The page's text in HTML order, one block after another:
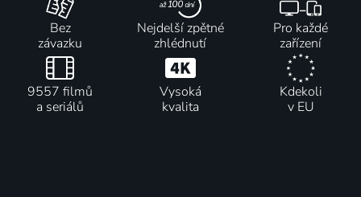
Bez
závazku
Nejdelší zpětné
zhlédnutí
Pro každé
zařízení
9557 filmů
a seriálů
Vysoká
kvalita
Kdekoli
v EU